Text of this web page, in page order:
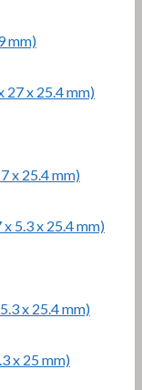
mm)
x 25.4 mm)
x 25.4 mm)